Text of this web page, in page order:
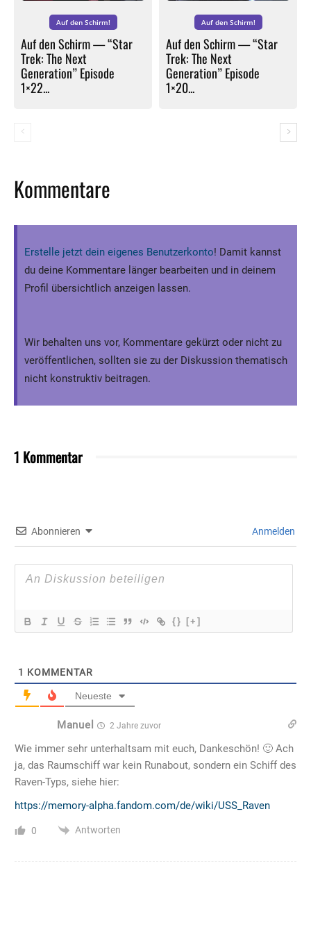
Auf den Schirm!
Auf den Schirm — “Star
Trek: The Next
Generation” Episode
1×22...
Auf den Schirm!
Auf den Schirm — “Star
Trek: The Next
Generation” Episode
1×20...
Kommentare
Erstelle jetzt dein eigenes Benutzerkonto! Damit kannst
du deine Kommentare länger bearbeiten und in deinem
Profil übersichtlich anzeigen lassen.
Wir behalten uns vor, Kommentare gekürzt oder nicht zu
veröffentlichen, sollten sie zu der Diskussion thematisch
nicht konstruktiv beitragen.
1 Kommentar
Abonnieren Anmelden
{} [+]
1 KOMMENTAR
Neueste
Manuel 2 Jahre zuvor
Wie immer sehr unterhaltsam mit euch, Dankeschön! 🙂 Ach
ja, das Raumschiff war kein Runabout, sondern ein Schiff des
Raven-Typs, siehe hier:
https://memory-alpha.fandom.com/de/wiki/USS_Raven
0 Antworten